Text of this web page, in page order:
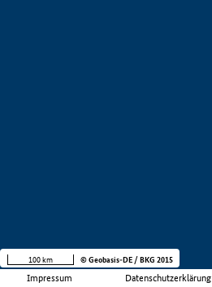
Impressum Datenschutzerklärung
100 km © Geobasis-DE / BKG 2015